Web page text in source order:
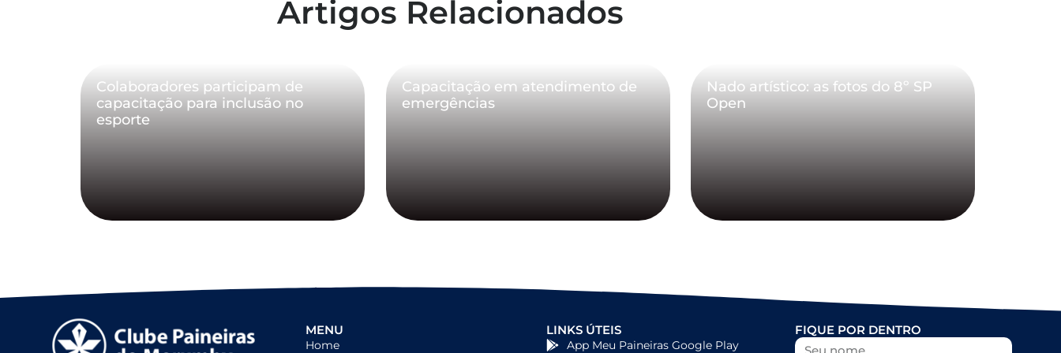
Artigos Relacionados
Colaboradores participam de
capacitação para inclusão no
esporte
Capacitação em atendimento de
emergências
Nado artístico: as fotos do 8º SP
Open
MENU
Home
LINKS ÚTEIS
App Meu Paineiras Google Play
FIQUE POR DENTRO